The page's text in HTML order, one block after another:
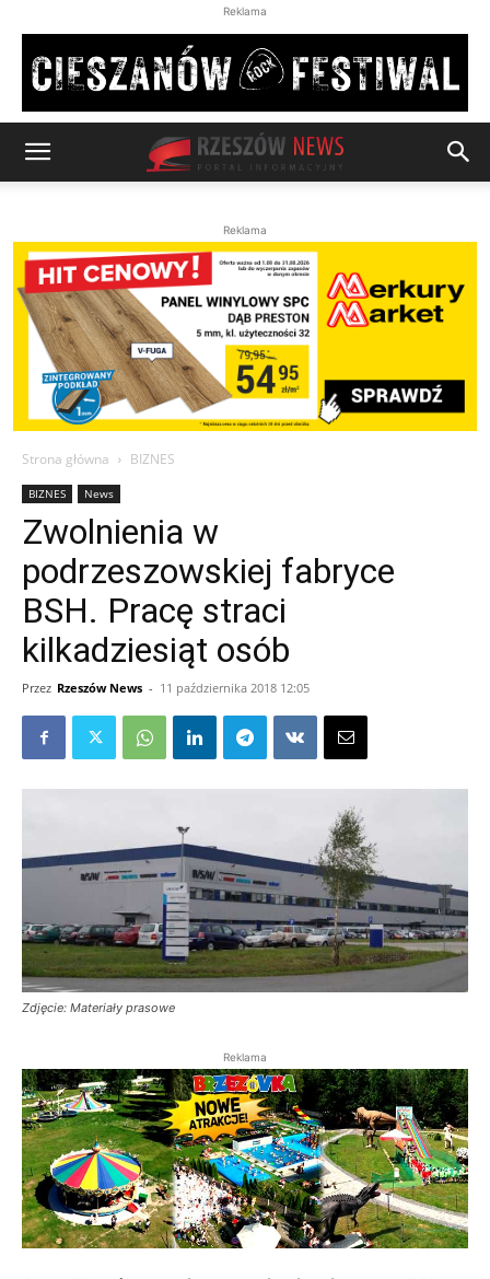
Reklama
Reklama
Strona główna BIZNES
BIZNES News
Zwolnienia w
podrzeszowskiej fabryce
BSH. Pracę straci
kilkadziesiąt osób
Przez Rzeszów News - 11 października 2018 12:05
Zdjęcie: Materiały prasowe
Reklama